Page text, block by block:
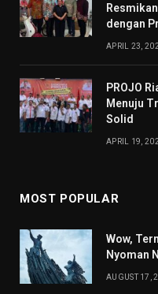
dengan
APRIL 23,
PROJO
Menuju
Solid
APRIL 19,
MOST POPULAR
Wow,
Nyoman
AUGUST 17,